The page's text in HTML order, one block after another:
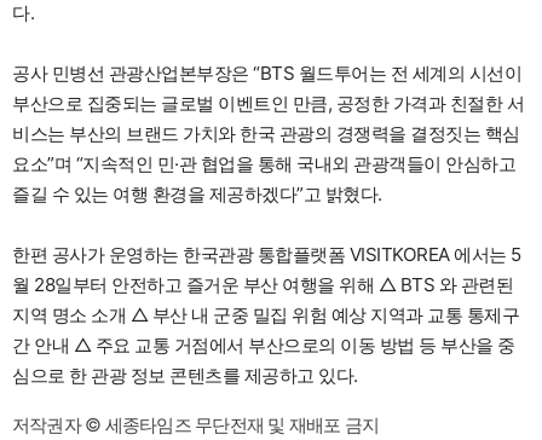
다.
공사 민병선 관광산업본부장은 “BTS 월드투어는 전 세계의 시선이
부산으로 집중되는 글로벌 이벤트인 만큼, 공정한 가격과 친절한 서
비스는 부산의 브랜드 가치와 한국 관광의 경쟁력을 결정짓는 핵심
요소”며 “지속적인 민·관 협업을 통해 국내외 관광객들이 안심하고
즐길 수 있는 여행 환경을 제공하겠다”고 밝혔다.
한편 공사가 운영하는 한국관광 통합플랫폼 VISITKOREA 에서는 5
월 28일부터 안전하고 즐거운 부산 여행을 위해 △ BTS 와 관련된
지역 명소 소개 △ 부산 내 군중 밀집 위험 예상 지역과 교통 통제구
간 안내 △ 주요 교통 거점에서 부산으로의 이동 방법 등 부산을 중
심으로 한 관광 정보 콘텐츠를 제공하고 있다.
저작권자 © 세종타임즈 무단전재 및 재배포 금지